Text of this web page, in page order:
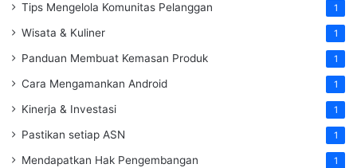
Tips Mengelola Komunitas Pelanggan 1
Wisata & Kuliner 1
Panduan Membuat Kemasan Produk 1
Cara Mengamankan Android 1
Kinerja & Investasi 1
Pastikan setiap ASN 1
Mendapatkan Hak Pengembangan 1